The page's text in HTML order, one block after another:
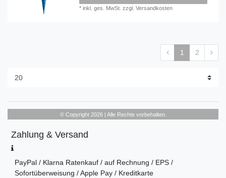
*inkl. ges. MwSt. zzgl.Versandkosten
1 2
© Copyright 2026 | Alle Rechte vorbehalten.
Zahlung & Versand
PayPal / Klarna Ratenkauf / auf Rechnung / EPS /
Sofortüberweisung / Apple Pay / Kreditkarte